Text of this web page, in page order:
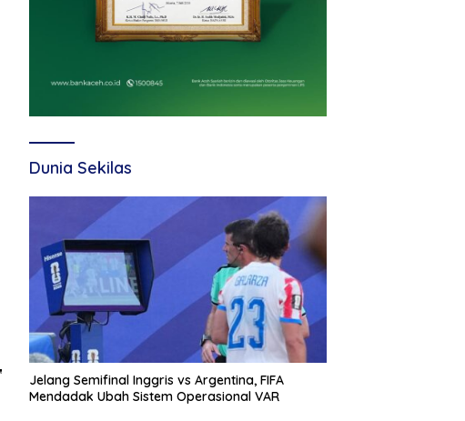
Dunia Sekilas
Jelang Semifinal Inggris vs Argentina, FIFA
Mendadak Ubah Sistem Operasional VAR